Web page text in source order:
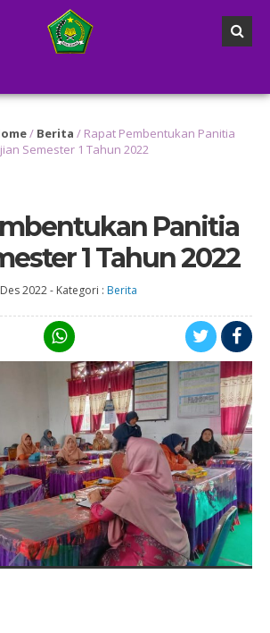
didik kelas 6 agar mempersiapkan diri untuk
/ Berita / Rapat Pembentukan Panitia
Semester 1 Tahun 2022
Panitia
1 Tahun 2022
2022- Kategori : Berita